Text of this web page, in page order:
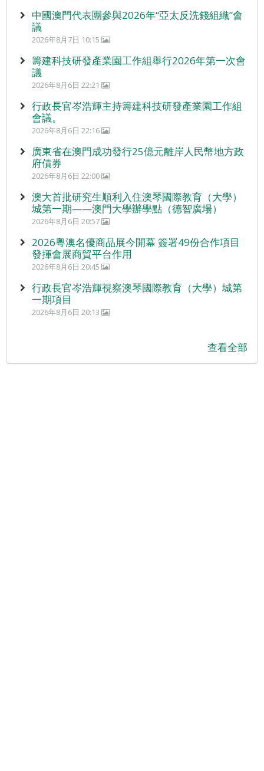
中國澳門代表團參與2026年“亞太反洗錢組織”會
議
2026年8月7日 10:15
籌建科技研發產業園工作組舉行2026年第一次會
議
2026年8月6日 22:21
行政長官岑浩輝主持籌建科技研發產業園工作組
會議。
2026年8月6日 22:16
廣東省在澳門成功發行25億元離岸人民幣地方政
府債券
2026年8月6日 22:00
澳大首批研究生順利入住澳琴國際教育（大學）
城第一期——澳門大學辦學點（德智廣場）
2026年8月6日 20:57
2026粵澳名優商品展今開幕 簽署49份合作項目
發揮會展商貿平台作用
2026年8月6日 20:45
行政長官岑浩輝視察澳琴國際教育（大學）城第
一期項目
2026年8月6日 20:13
查看全部